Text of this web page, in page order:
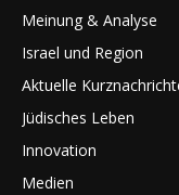
Meinung & Analyse
Israel und Region
Aktuelle
Jüdisches Leben
Innovation
Medien